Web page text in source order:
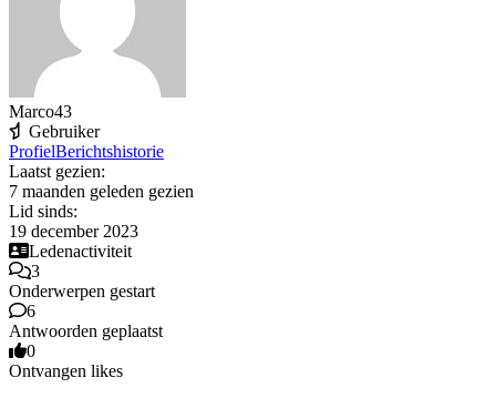
Marco43
Gebruiker
ProfielBerichtshistorie
Laatst gezien:
7 maanden geleden gezien
Lid sinds:
19 december 2023
Ledenactiviteit
3
Onderwerpen gestart
6
Antwoorden geplaatst
0
Ontvangen likes